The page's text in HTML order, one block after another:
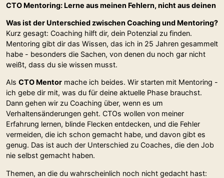
CTO Mentoring: Lerne aus meinen Fehlern, nicht aus deinen
Was ist der Unterschied zwischen Coaching und Mentoring?
Kurz gesagt: Coaching hilft dir, dein Potenzial zu finden.
Mentoring gibt dir das Wissen, das ich in 25 Jahren gesammelt
habe - besonders die Sachen, von denen du noch gar nicht
weißt, dass du sie wissen musst.
Als CTO Mentor mache ich beides. Wir starten mit Mentoring -
ich gebe dir mit, was du für deine aktuelle Phase brauchst.
Dann gehen wir zu Coaching über, wenn es um
Verhaltensänderungen geht. CTOs wollen von meiner
Erfahrung lernen, blinde Flecken entdecken, und die Fehler
vermeiden, die ich schon gemacht habe, und davon gibt es
genug. Das ist auch der Unterschied zu Coaches, die den Job
nie selbst gemacht haben.
Themen, an die du wahrscheinlich noch nicht gedacht hast: